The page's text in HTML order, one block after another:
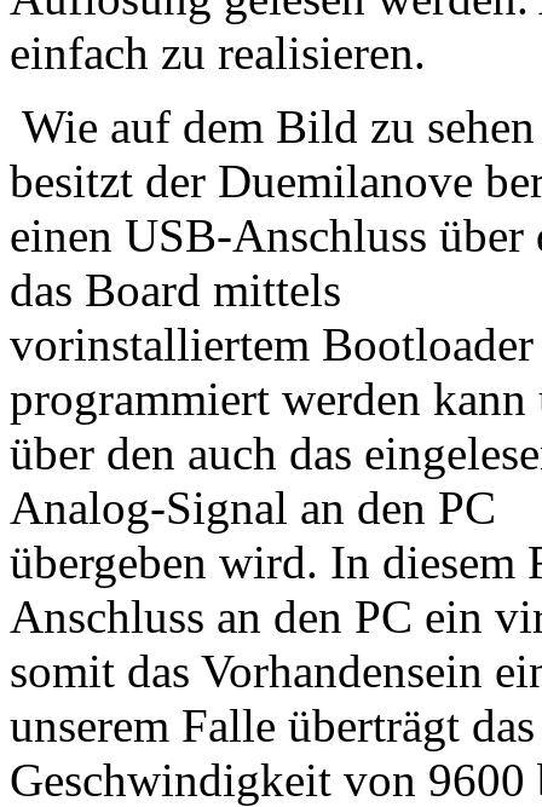
einfach zu realisieren.
Wie auf dem Bild zu
besitzt der Duemilanove
einen USB-Anschluss über
das Board mittels
vorinstalliertem Bootloader
programmiert werden kann
über den auch das
Analog-Signal an den PC
übergeben wird. In diesem
Anschluss an den PC ein
somit das Vorhandensein
unserem Falle überträgt
Geschwindigkeit von 9600